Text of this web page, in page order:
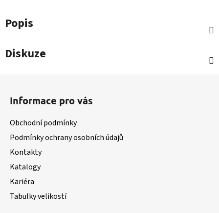
Popis
Diskuze
Informace pro vás
Obchodní podmínky
Podmínky ochrany osobních údajů
Kontakty
Katalogy
Kariéra
Tabulky velikostí